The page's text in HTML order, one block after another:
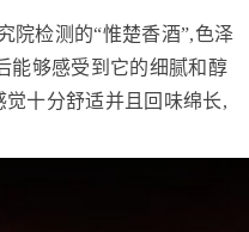
院检测的“惟楚香酒”,色泽
能够感受到它的细腻和醇
十分舒适并且回味绵长,